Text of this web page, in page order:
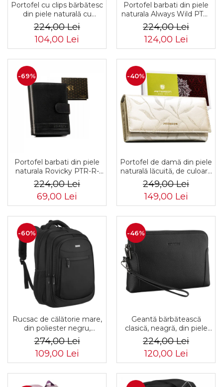
Portofel cu clips bărbătesc
din piele naturală cu
sistem RFID - Rovicky
PTR-N1908-RVT-9799
BLACK
224,00 Lei
104,00 Lei
Portofel barbati din piele
naturala Always Wild PTR-
2900-BIC
224,00 Lei
124,00 Lei
-69%
Portofel barbati din piele
naturala Rovicky PTR-R-
N4L-GAT-8922 B+B
224,00 Lei
69,00 Lei
-40%
Portofel de damă din piele
naturală lăcuită, de culoare
bej, cu închidere cu capsă -
Peterson
249,00 Lei
149,00 Lei
-60%
Rucsac de călătorie mare,
din poliester negru,
perfect pentru bagajul de
mână - Rovicky PTR-R-
BHX-05-1020 BLACK
274,00 Lei
109,00 Lei
-46%
Geantă bărbătească
clasică, neagră, din piele
ecologică, cu fermoar -
Rovicky PTR-R-SDR-01-
1631 BLACK
224,00 Lei
120,00 Lei